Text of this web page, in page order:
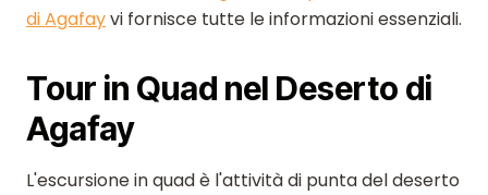
di Agafayvi fornisce tutte le informazioni essenziali.
Tour in Quad nel Deserto di
Agafay
L'escursione in quad è l'attività di punta del deserto